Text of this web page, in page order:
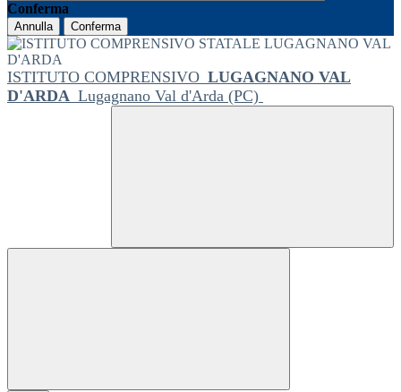
Conferma
Annulla Conferma
ISTITUTO COMPRENSIVO LUGAGNANO VAL
D'ARDA Lugagnano Val d'Arda (PC)